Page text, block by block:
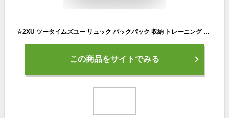
☆2XU ツータイムズユー リュック バックパック 収納 トレーニング 移動 耐久性 ボトル パソコン シューズ ポケット 25L 移動 通勤 通学 チーム UQ7031G BLK/ALO ブラック 黒 送料無料 あす楽
この商品をサイトでみる